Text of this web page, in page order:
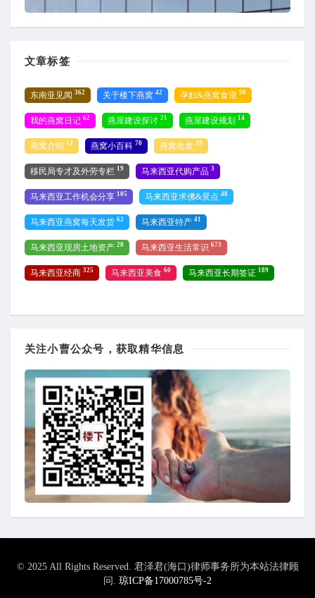
文章标签
东南亚见闻 362 关于楼下燕窝 42 孕妇&燕窝食谱 90
我的燕窝日记 62 燕屋建设探讨 21 燕屋建设规划 14
燕窝介绍 53 燕窝小百科 70 燕窝批发 39
移民局专才及外劳专栏 19 马来西亚代购产品 3
马来西亚工作机会分享 105 马来西亚求佛&景点 48
马来西亚燕窝每天发货 62 马来西亚特产 41
马来西亚现房土地资产 20 马来西亚生活常识 673
马来西亚经商 325 马来西亚美食 60 马来西亚长期签证 189
关注小曹公众号，获取精华信息
© 2025 All Rights Reserved. 君泽君(海口)律师事务所为本站法律顾
问. 琼ICP备17000785号-2